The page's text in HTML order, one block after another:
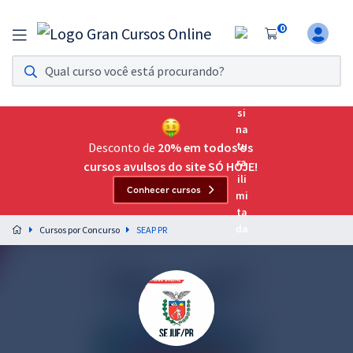
0
Assinatura Ilimitada 11
Acesso a todos os cursos. Teste grátis por 7 dias!
Assinatura OAB Até Passar
Acesso ilimitado a toda preparação para o Exame da
Preparação completa e intensiva para as principais
residências em saúde do Brasil
Desconto de 20% em todos os
cursos avulsos do site SÓ HOJE!
Conhecer cursos
Cursos por Concurso SEAP PR